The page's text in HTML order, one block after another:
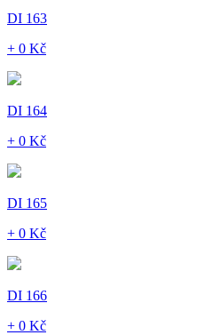
DI 163
+ 0 Kč
DI 164
+ 0 Kč
DI 165
+ 0 Kč
DI 166
+ 0 Kč